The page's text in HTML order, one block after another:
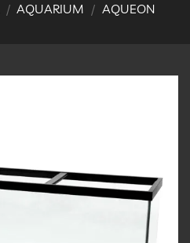
/ AQUARIUM / AQUEON